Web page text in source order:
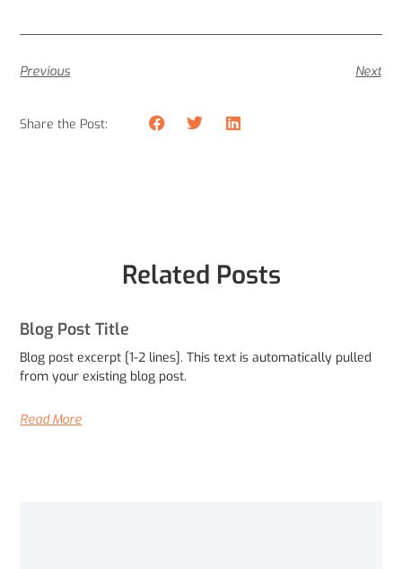
Previous Next
Share the Post:
Related Posts
Blog Post Title
Blog post excerpt [1-2 lines]. This text is automatically pulled
from your existing blog post.
Read More